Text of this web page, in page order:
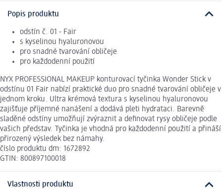
Popis produktu
odstín č. 01 - Fair
s kyselinou hyaluronovou
pro snadné tvarování obličeje
pro každodenní použití
NYX PROFESSIONAL MAKEUP konturovací tyčinka Wonder Stick v
odstínu 01 Fair nabízí praktické duo pro snadné tvarování obličeje v
jednom kroku. Ultra krémová textura s kyselinou hyaluronovou
zajišťuje příjemné nanášení a dodává pleti hydrataci. Barevně
sladěné odstíny umožňují zvýraznit a definovat rysy obličeje podle
vašich představ. Tyčinka je vhodná pro každodenní použití a přináší
přirozený výsledek bez námahy.
číslo produktu dm: 1672892
GTIN: 800897100018
Vlastnosti produktu